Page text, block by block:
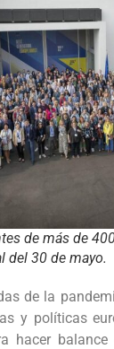
de más de
del 30 de mayo.
de la
y políticas
hacer